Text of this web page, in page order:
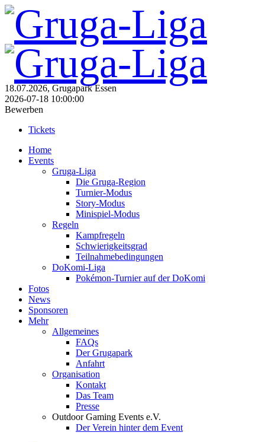
18.07.2026, Grugapark Essen
2026-07-18 10:00:00
Bewerben
Tickets
Home
Events
Gruga-Liga
Die Gruga-Region
Turnier-Modus
Story-Modus
Minispiel-Modus
Regeln
Kampfregeln
Schwierigkeitsgrad
Teilnahmebedingungen
DoKomi-Liga
Pokémon-Turnier auf der DoKomi
Fotos
News
Sponsoren
Mehr
Allgemeines
FAQs
Der Grugapark
Anfahrt
Organisation
Kontakt
Das Team
Presse
Outdoor Gaming Events e.V.
Der Verein hinter dem Event